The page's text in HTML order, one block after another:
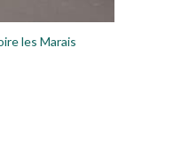
les Marais